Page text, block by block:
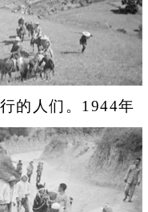
的人们。1944年